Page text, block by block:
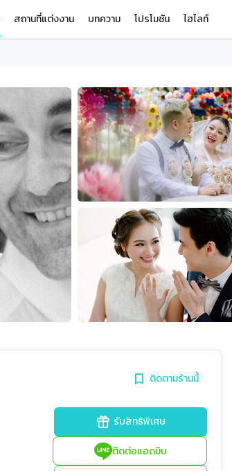
สถานที่แต่งงาน บทความ โปรโมชัน ไฮไลท์
ติดตามร้านนี้
รับสิทธิพิเศษ
ติดต่อแอดมิน